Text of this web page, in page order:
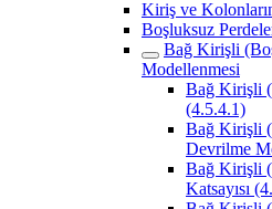
Kiriş ve
Boşluksuz
Bağ Kirişli
Modellenmesi
Bağ Kirişli
(4.5.4.1)
Bağ Kirişli
Devrilme
Bağ Kirişli
Katsayısı